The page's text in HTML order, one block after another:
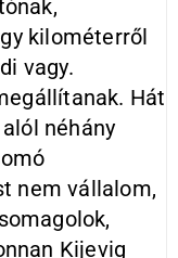
kilométerről
vagy.
Hát
néhány
nem vállalom,
Kijevig